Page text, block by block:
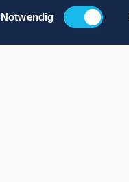
Einwilligungsauswahl
Notwendig